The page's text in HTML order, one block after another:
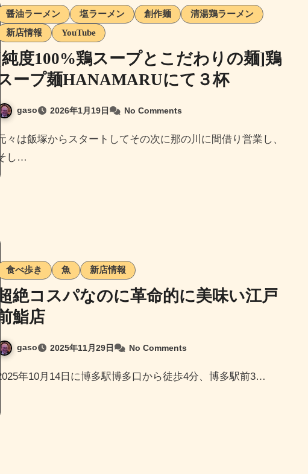
醤油ラーメン 塩ラーメン 創作麺
清湯鶏ラーメン
新店情報
YouTube
[純度100%鶏スープとこだわりの麺]鶏
スープ麺HANAMARUにて３杯
gaso 2026年1月19日 No Comments
元々は飯塚からスタートしてその次に那の川に間借り営業し、
そし…
食べ歩き 魚 新店情報
超絶コスパなのに革命的に美味い江戸
前鮨店
gaso 2025年11月29日 No Comments
2025年10月14日に博多駅博多口から徒歩4分、博多駅前3…